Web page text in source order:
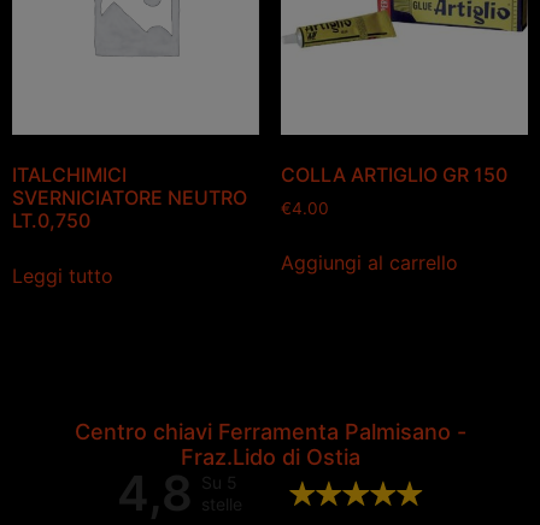
ITALCHIMICI
SVERNICIATORE NEUTRO
LT.0,750
Leggi tutto
COLLA ARTIGLIO GR 150
€4.00
Aggiungi al carrello
Centro chiavi Ferramenta Palmisano -
Fraz.Lido di Ostia
4,8
Su 5
stelle